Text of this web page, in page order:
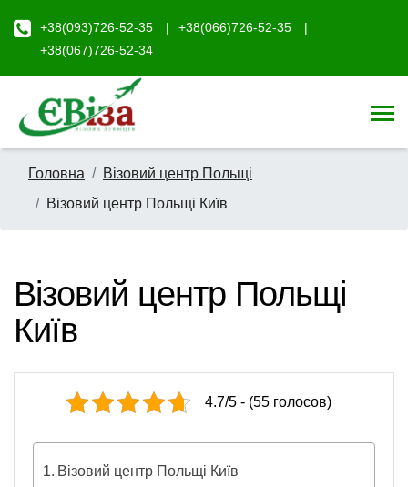
+38(093)726-52-35
+38(066)726-52-35
+38(067)726-52-34
Головна
Візовий центр Польщі
Візовий центр Польщі Київ
Візовий центр Польщі
Київ
4.7/5 - (55 голосов)
Візовий центр Польщі Київ